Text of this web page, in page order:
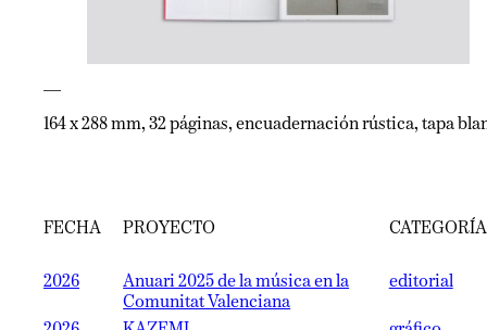
FECHA PROYECTO CATEGORÍA
2026
Anuari 2025 de la música en la
Comunitat Valenciana
editorial
—
164 x 288 mm, 32 páginas, encuadernación rústica, tapa